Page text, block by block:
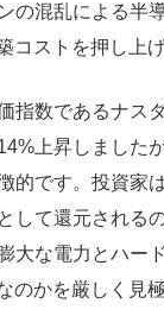
の混乱による半
コストを押し上げ
指数であるナス
上昇しました
的です。投資家
して還元される
大な電力とハー
のかを厳しく見